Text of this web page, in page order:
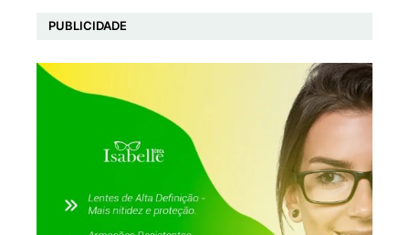
PUBLICIDADE